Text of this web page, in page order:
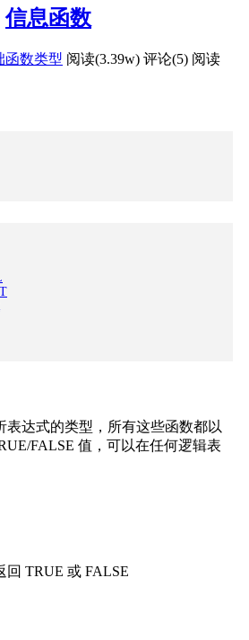
信息函数
函数类型 阅读(3.39w) 评论(5) 阅读
表达式的类型，所有这些函数都以
FALSE 值，可以在任何逻辑表
TRUE 或 FALSE